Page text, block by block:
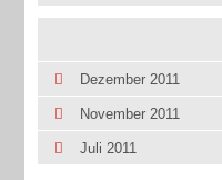
Dezember 2011
November 2011
Juli 2011